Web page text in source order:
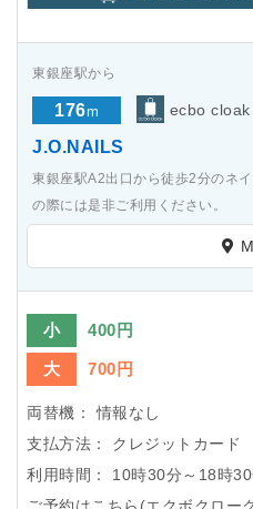
東銀座駅から
176m ecbo cloak
J.O.NAILS
東銀座駅A2出口から徒歩2分のネ
の際には是非ご利用ください。
小 400円
大 700円
両替機：
情報なし
支払方法：
クレジットカード
利用時間：
10時30分～18時30